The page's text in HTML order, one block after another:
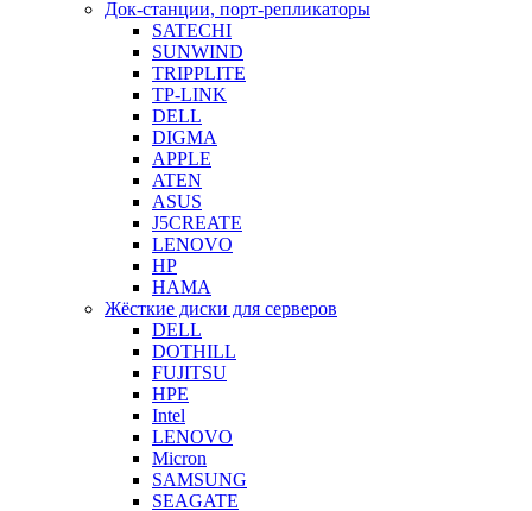
Док-станции, порт-репликаторы
SATECHI
SUNWIND
TRIPPLITE
TP-LINK
DELL
DIGMA
APPLE
ATEN
ASUS
J5CREATE
LENOVO
HP
HAMA
Жёсткие диски для серверов
DELL
DOTHILL
FUJITSU
HPE
Intel
LENOVO
Micron
SAMSUNG
SEAGATE